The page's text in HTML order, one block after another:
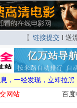
〖 链接提交 送
，一经发现，立即拉黑
网站 百度